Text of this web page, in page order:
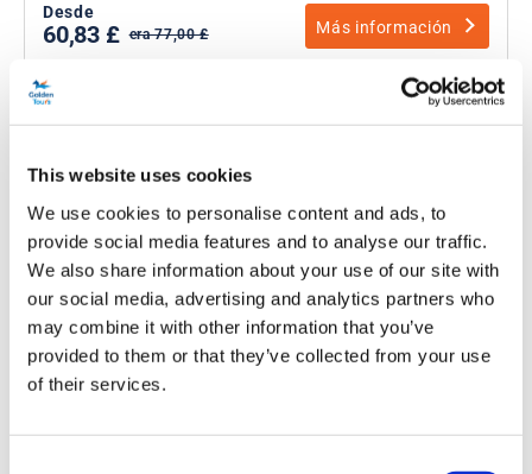
This website uses cookies
We use cookies to personalise content and ads, to
provide social media features and to analyse our traffic.
We also share information about your use of our site with
our social media, advertising and analytics partners who
may combine it with other information that you’ve
provided to them or that they’ve collected from your use
of their services.
Desde
60,83 £ era 77,00 £ Más información
Recorrido nocturno en autobús
descapotable por Londres